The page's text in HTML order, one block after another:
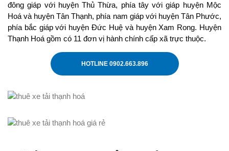
đông giáp với huyện Thủ Thừa, phía tây với giáp huyện Mộc
Hoá và huyện Tân Thạnh, phía nam giáp với huyện Tân Phước,
phía bắc giáp với huyện Đức Huệ và huyện Xam Rong. Huyện
Thạnh Hoá gồm có 11 đơn vị hành chính cấp xã trực thuộc.
HOTLINE 0902.663.896